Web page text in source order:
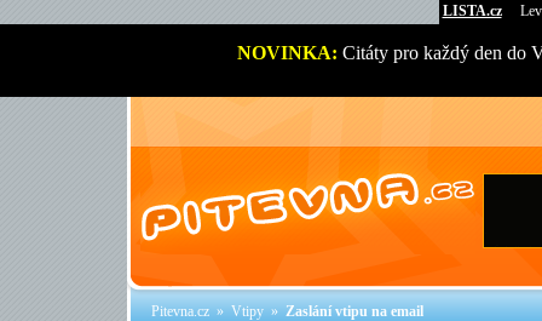
LISTA.cz
NOVINKA: Citáty pro každý den do
Pitevna.cz»Vtipy»Zaslání vtipu na email